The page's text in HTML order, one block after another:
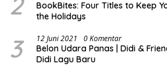
BookBites: Four Titles to Keep
the Holidays
3 12 Juni 2021 0 Komentar
Belon Udara Panas | Didi &
Didi Lagu Baru